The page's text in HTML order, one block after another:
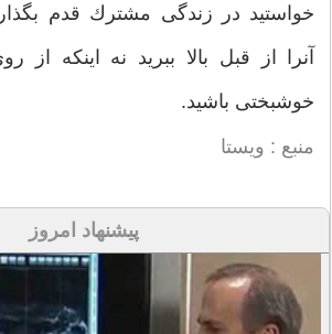
خواستید در زندگی مشترك قدم
آنرا از قبل بالا ببرید نه اینكه
خوشبختی باشید.
منبع : ویستا
پیشنهاد امروز